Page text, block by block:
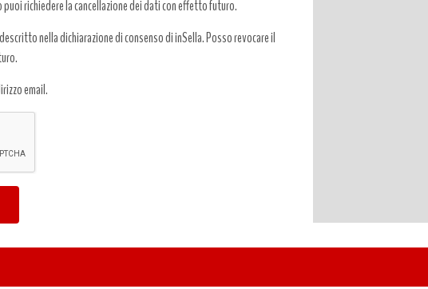
richiedere la cancellazione dei dati con effetto futuro.
nella dichiarazione di consenso di inSella. Posso revocare il
email.